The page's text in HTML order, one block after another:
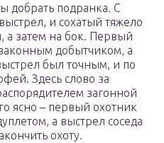
добрать подранка. С
и сохатый тяжело
а затем на бок. Первый
добытчиком, а
был точным, и по
Здесь слово за
загонной
ясно – первый охотник
а выстрел соседа
охоту.